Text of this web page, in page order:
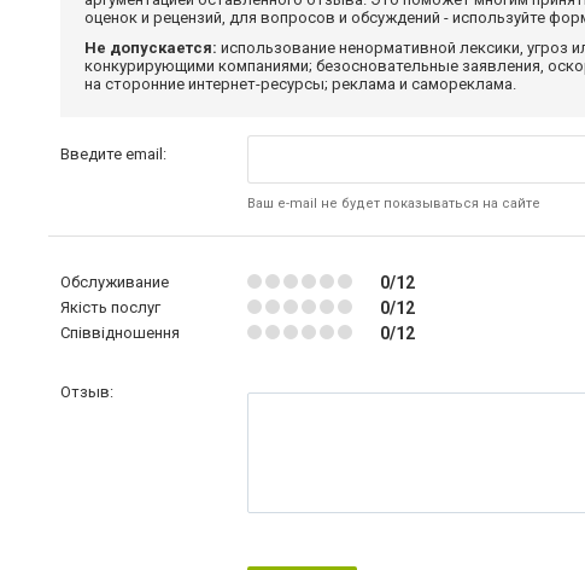
оценок и рецензий, для вопросов и обсуждений - используйте
Не допускается: использование ненормативной лексики, угроз
конкурирующими компаниями; безосновательные заявления,
на сторонние интернет-ресурсы; реклама и самореклама.
Введите email:
Ваш e-mail не будет показываться на сайте
Обслуживание 0/12
Якість послуг 0/12
Співвідношення 0/12
Отзыв: